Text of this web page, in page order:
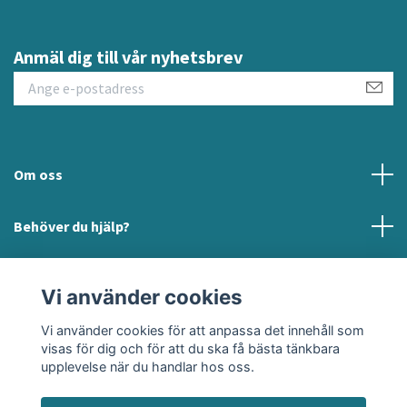
Anmäl dig till vår nyhetsbrev
Om oss
Behöver du hjälp?
Sociala medier
Vi använder cookies
Vi använder cookies för att anpassa det innehåll som
visas för dig och för att du ska få bästa tänkbara
upplevelse när du handlar hos oss.